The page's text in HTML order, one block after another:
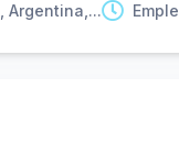
Argentina,...